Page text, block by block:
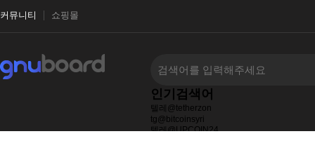
커뮤니티 쇼핑몰
인기검색어
텔레@tetherzon
tg@bitcoinsyri
텔레@UPCOIN24